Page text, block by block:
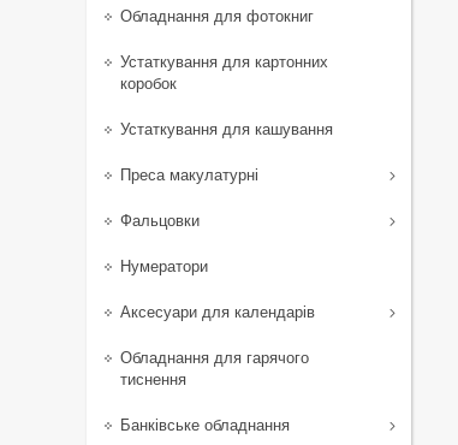
Обладнання для фотокниг
Устаткування для картонних
коробок
Устаткування для кашування
Преса макулатурні
Фальцовки
Нумератори
Аксесуари для календарів
Обладнання для гарячого
тиснення
Банківське обладнання